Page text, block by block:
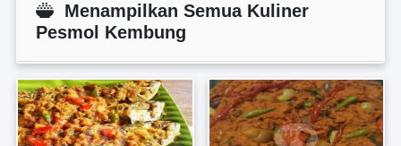
Menampilkan Semua Kuliner
Pesmol Kembung